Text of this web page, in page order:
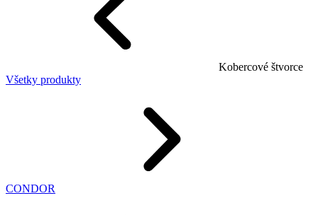
Kobercové štvorce
Všetky produkty
CONDOR